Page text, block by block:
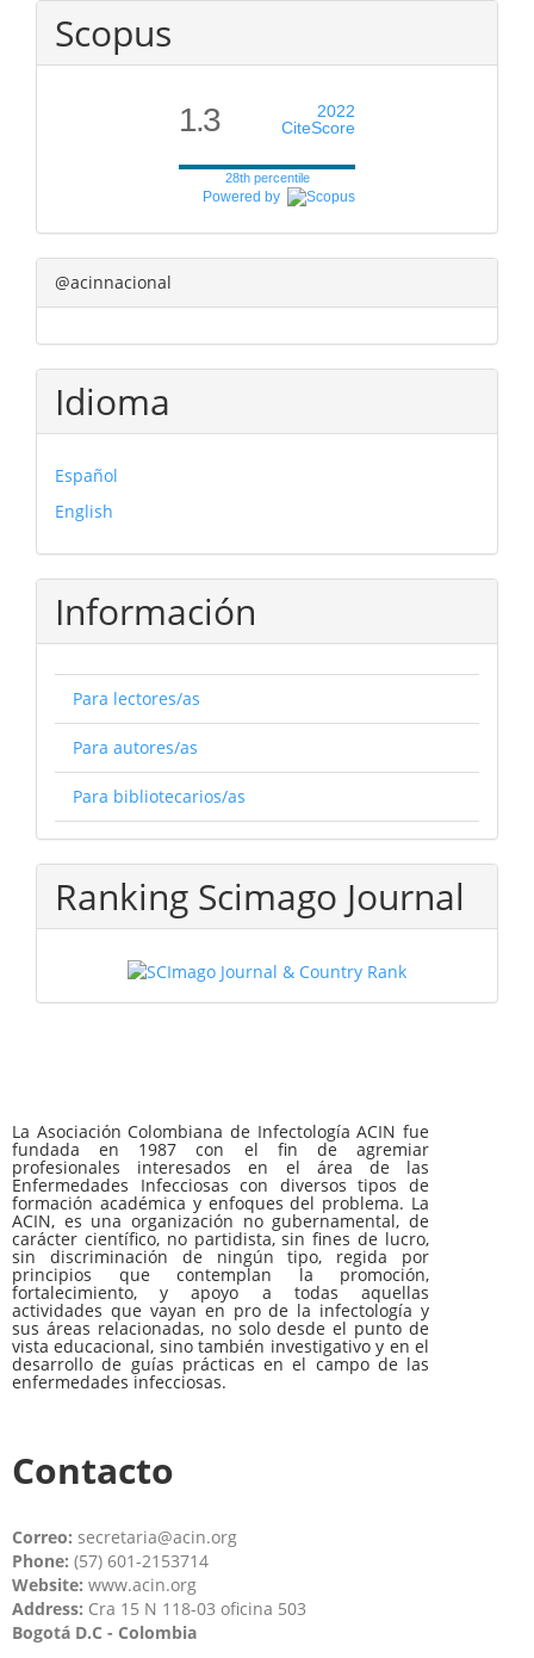
Scopus
1.3
2022
CiteScore
28th percentile
Powered by
@acinnacional
Idioma
Español
English
Información
Para lectores/as
Para autores/as
Para bibliotecarios/as
Ranking Scimago Journal
La Asociación Colombiana de Infectología ACIN fue
fundada en 1987 con el fin de agremiar
profesionales interesados en el área de las
Enfermedades Infecciosas con diversos tipos de
formación académica y enfoques del problema. La
ACIN, es una organización no gubernamental, de
carácter científico, no partidista, sin fines de lucro,
sin discriminación de ningún tipo, regida por
principios que contemplan la promoción,
fortalecimiento, y apoyo a todas aquellas
actividades que vayan en pro de la infectología y
sus áreas relacionadas, no solo desde el punto de
vista educacional, sino también investigativo y en el
desarrollo de guías prácticas en el campo de las
enfermedades infecciosas.
Contacto
Correo: secretaria@acin.org
Phone: (57) 601-2153714
Website: www.acin.org
Address: Cra 15 N 118-03 oficina 503
Bogotá D.C - Colombia